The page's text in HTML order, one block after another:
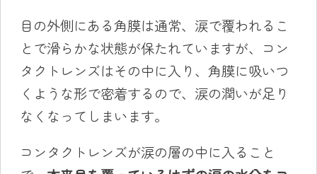
目の外側にある角膜は通常、涙で覆われるこ
とで滑らかな状態が保たれていますが、コン
タクトレンズはその中に入り、角膜に吸いつ
くような形で密着するので、涙の潤いが足り
なくなってしまいます。
コンタクトレンズが涙の層の中に入ること